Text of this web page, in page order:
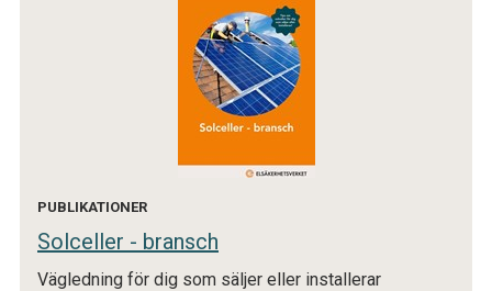
PUBLIKATIONER
Solceller - bransch
Vägledning för dig som säljer eller installerar